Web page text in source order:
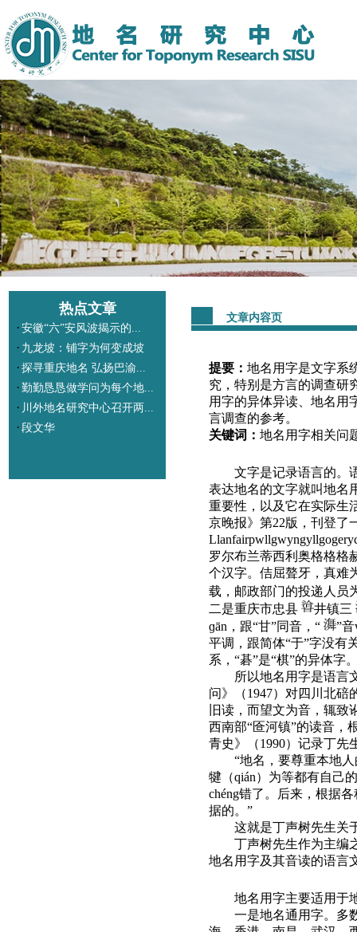
热点文章
· 安徽“六”安风波揭示的...
· 九龙坡：铺字为何变成坡
· 探寻重庆地名 弘扬巴渝...
· 勤勤恳恳做学问为每个地...
· 川外地名研究中心召开两...
· 段文华
文章内容页
提要 ： 地名用字是文字系
究，特别是方言的调查研
用字的异体异读、地名用
言调查的参考。
关键词 ： 地名用字相关问
文字是记录语言的。
表达地名的文字就叫地名
重要性，以及它在实际生
京晚报》第22版，刊登了
罗尔布兰蒂西利奥格格格
个汉字。佶屈聱牙，真难
载，邮政部门的投递人员
二是重庆市忠县
井镇三
ɡān，跟“甘”同音， “
”
平调，跟简体“于”字没有
系，“碁”是“棋”的异体字
所以地名用字是语言
问》
（1947） 对四川北碚
旧读，而望文为音，辄
西南部“匼河镇”的读音，
青史》
（1990） 记录丁先
“地名，要尊重本地
犍 （qián） 为等都有自己
chéng错了。后来，根据
据的。 ”
这就是丁声树先生关
丁声树先生作为主编
地名用字及其音读的语言
地名用字主要适用于
一是地名通用字。多